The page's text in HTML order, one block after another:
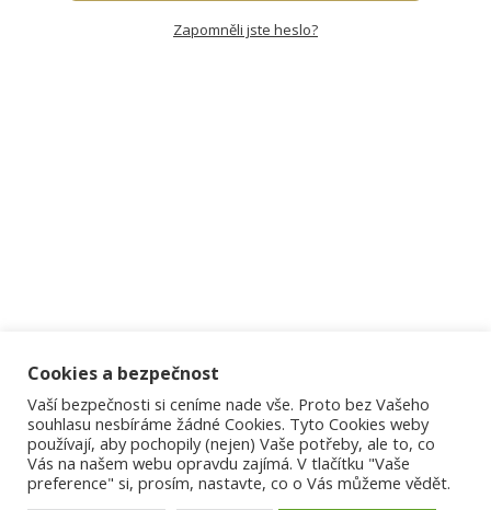
Zapomněli jste heslo?
Cookies a bezpečnost
Vaší bezpečnosti si ceníme nade vše. Proto bez Vašeho
souhlasu nesbíráme žádné Cookies. Tyto Cookies weby
používají, aby pochopily (nejen) Vaše potřeby, ale to, co
Vás na našem webu opravdu zajímá. V tlačítku "Vaše
preference" si, prosím, nastavte, co o Vás můžeme vědět.